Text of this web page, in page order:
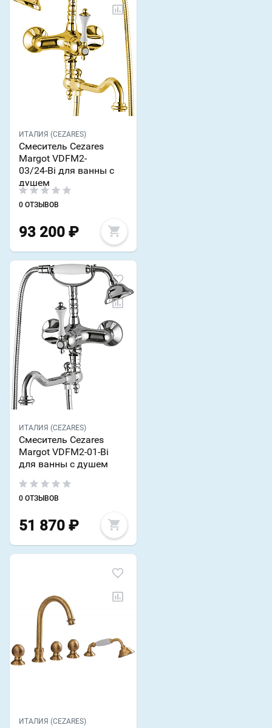
ИТАЛИЯ (CEZARES)
Смеситель Cezares
Margot VDFM2-
03/24-Bi для ванны с
душем
0 ОТЗЫВОВ
93 200 ₽
ИТАЛИЯ (CEZARES)
Смеситель Cezares
Margot VDFM2-01-Bi
для ванны с душем
0 ОТЗЫВОВ
51 870 ₽
ИТАЛИЯ (CEZARES)